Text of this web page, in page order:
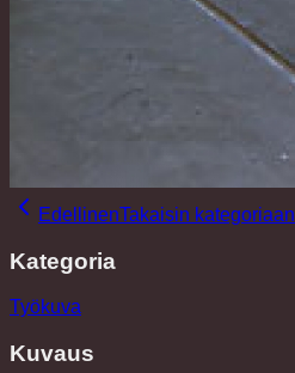
EdellinenTakaisin kategoriaan
Kategoria
Työkuva
Kuvaus